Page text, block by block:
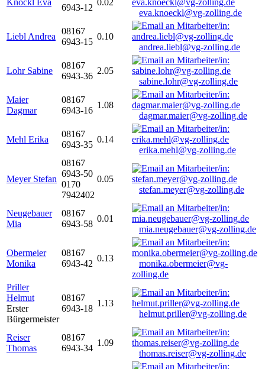
Knöckl Eva
6943-12
0.02
eva.knoeckl@vg-zolling.de
Liebl Andrea
08167
6943-15
0.10
andrea.liebl@vg-zolling.de
Lohr Sabine
08167
6943-36
2.05
sabine.lohr@vg-zolling.de
Maier
Dagmar
08167
6943-16
1.08
dagmar.maier@vg-zolling.de
Mehl Erika
08167
6943-35
0.14
erika.mehl@vg-zolling.de
Meyer Stefan
08167
6943-50
0170
7942402
0.05
stefan.meyer@vg-zolling.de
Neugebauer
Mia
08167
6943-58
0.01
mia.neugebauer@vg-zolling.de
Obermeier
Monika
08167
6943-42
0.13
monika.obermeier@vg-
zolling.de
Priller
Helmut
Erster
Bürgermeister
08167
6943-18
1.13
helmut.priller@vg-zolling.de
Reiser
Thomas
08167
6943-34
1.09
thomas.reiser@vg-zolling.de